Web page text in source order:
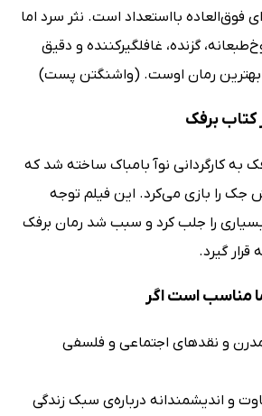
فوق‌العاده بااستعداد است. نثر سرد اما
گزنده، غافلگیرکننده و دقیق
رمان اوست. (واشنگتن پست)
کتاب برفک
فیلم برفک به کارگردانی نوآ بامباک ساخته شد که
جک را بازی می‌کرد. این فیلم توجه
را جلب کرد و سبب شد رمان برفک
قرار گیرد.
مناسب است اگر
و نقدهای اجتماعی و فلسفی
و اندیشمندانه درباره‌ی سبک زندگی